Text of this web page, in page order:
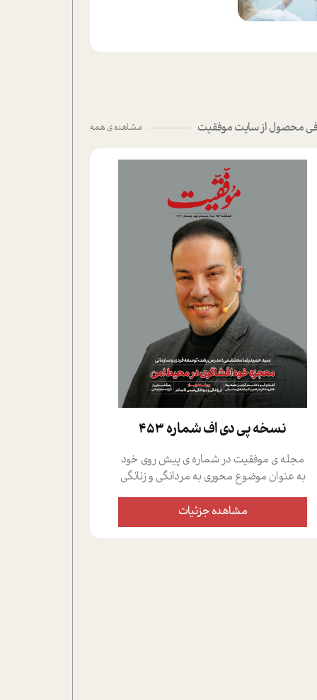
محصول از سایت موفقیت مشاهده ی همه
نسخه پي دي اف شماره 453
مجله ی موفقیت در شماره ی پیش روی خود
به عنوان موضوع محوری به مردانگی و زنانگی
سمی پرداخته است؛ علاوه بر این که؛ گفت و
گویی اختصاصی داشته ایم با فردین علیخواه،
جامعه شناس در بخش های مختلف تلاش
مشاهده جزئیات